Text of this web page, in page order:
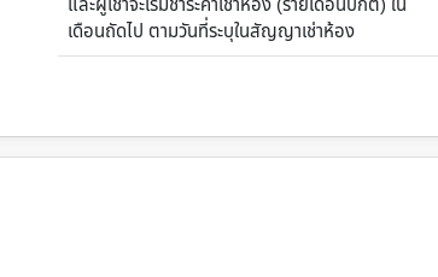
เดือนถัดไป ตามวันที่ระบุในสัญญาเช่าห้อง